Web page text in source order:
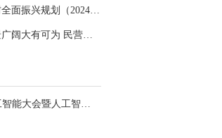
中共中央国务院印发《乡村全面振兴规划（2024—2027年）》
习近平：民营经济发展前景广阔大有可为 民营企业和民营企业家大显身手正当其时
习近平出席2026世界人工智能大会暨人工智能全球治理高级别会议开幕式并发表主旨讲话